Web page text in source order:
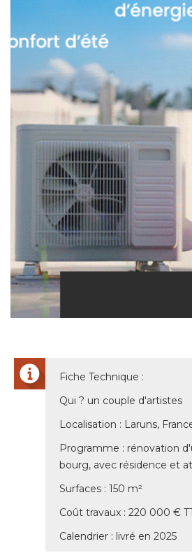
Fiche Technique :
Qui ? un couple d'artistes
Localisation : Laruns,
Programme : rénovation
bourg, avec résidence et
Surfaces : 150 m²
Coût travaux : 220 000 €
Calendrier : livré en 2025